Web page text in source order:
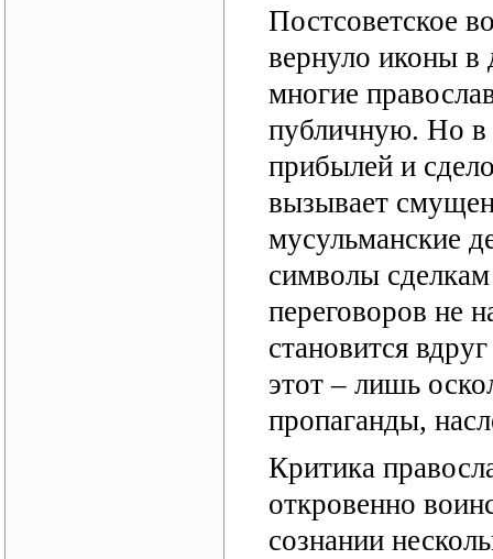
Постсоветское
вернуло иконы в
многие
публичную. Но в
прибылей и
вызывает
мусульманские
символы
переговоров не
становится
этот – лишь
пропаганды,
Критика
откровенно
сознании